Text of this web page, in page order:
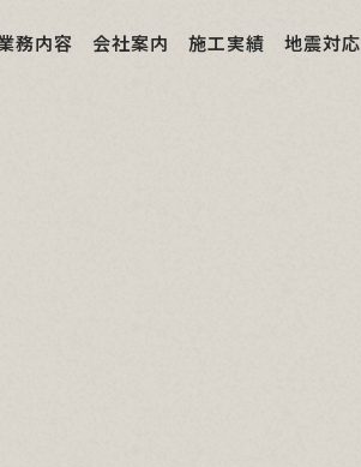
務内容 会社案内 施工実績 地震対応